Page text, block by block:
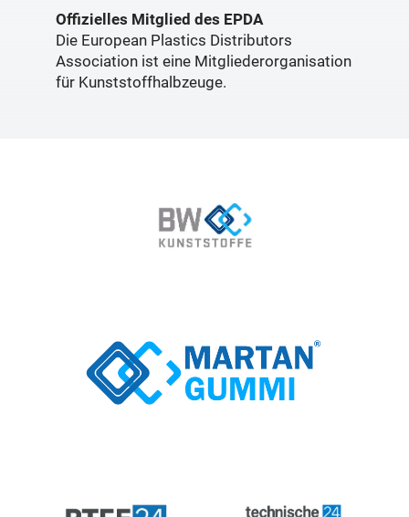
Offizielles Mitglied des EPDA
Die European Plastics Distributors
Association ist eine Mitgliederorganisation
für Kunststoffhalbzeuge.